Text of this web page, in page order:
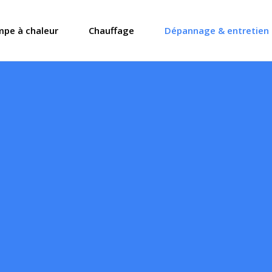
à chaleur Chauffage Dépannage & entretien